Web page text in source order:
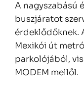
A nagyszabású
buszjáratot
érdeklődőknek.
Mexikói út
parkolójából,
MODEM mellől.